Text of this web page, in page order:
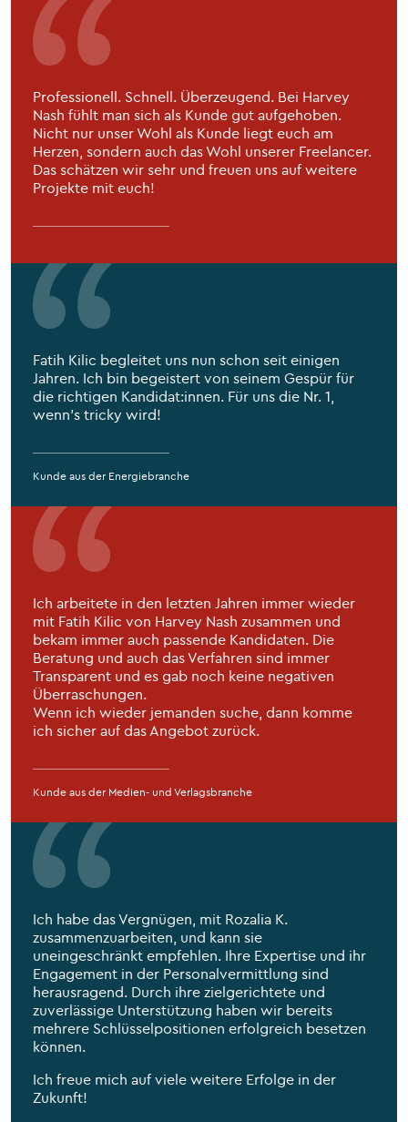
Professionell. Schnell. Überzeugend. Bei Harvey
Nash fühlt man sich als Kunde gut aufgehoben.
Nicht nur unser Wohl als Kunde liegt euch am
Herzen, sondern auch das Wohl unserer Freelancer.
Das schätzen wir sehr und freuen uns auf weitere
Projekte mit euch!
Fatih Kilic begleitet uns nun schon seit einigen
Jahren. Ich bin begeistert von seinem Gespür für
die richtigen Kandidat:innen. Für uns die Nr. 1,
wenn's tricky wird!
Kunde aus der Energiebranche
Ich arbeitete in den letzten Jahren immer wieder
mit Fatih Kilic von Harvey Nash zusammen und
bekam immer auch passende Kandidaten. Die
Beratung und auch das Verfahren sind immer
Transparent und es gab noch keine negativen
Überraschungen.
Wenn ich wieder jemanden suche, dann komme
ich sicher auf das Angebot zurück.
Kunde aus der Medien- und Verlagsbranche
Ich habe das Vergnügen, mit Rozalia K.
zusammenzuarbeiten, und kann sie
uneingeschränkt empfehlen. Ihre Expertise und ihr
Engagement in der Personalvermittlung sind
herausragend. Durch ihre zielgerichtete und
zuverlässige Unterstützung haben wir bereits
mehrere Schlüsselpositionen erfolgreich besetzen
können.
Ich freue mich auf viele weitere Erfolge in der
Zukunft!